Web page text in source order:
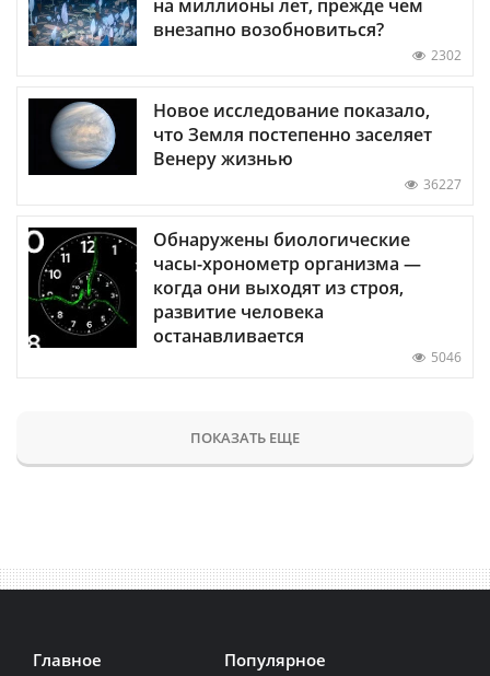
на миллионы лет, прежде чем
внезапно возобновиться?
2302
Новое исследование показало,
что Земля постепенно заселяет
Венеру жизнью
36227
Обнаружены биологические
часы-хронометр организма —
когда они выходят из строя,
развитие человека
останавливается
5046
ПОКАЗАТЬ ЕЩЕ
Главное Популярное